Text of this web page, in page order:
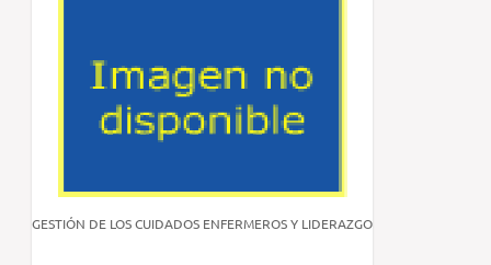
GESTIÓN DE LOS CUIDADOS ENFERMEROS Y LIDERAZGO